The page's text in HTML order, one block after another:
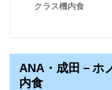
クラス機内食
ANA・成田－ホ
内食